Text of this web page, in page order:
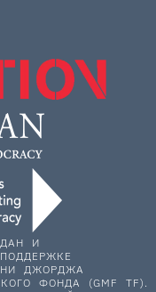
И
ДЖОРДЖА
ФОНДА (GMF TF).